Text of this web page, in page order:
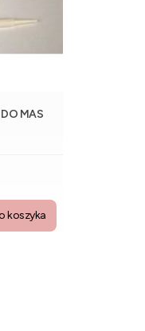
MAS
koszyka